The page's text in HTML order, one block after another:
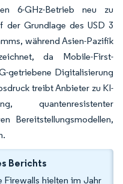
6-GHz-Betrieb neu zu
der Grundlage des USD 3
während Asien-Pazifik
da Mobile-First-
getriebene Digitalisierung
treibt Anbieter zu KI-
quantenresistenter
Bereitstellungsmodellen,
Berichts
Firewalls hielten im Jahr